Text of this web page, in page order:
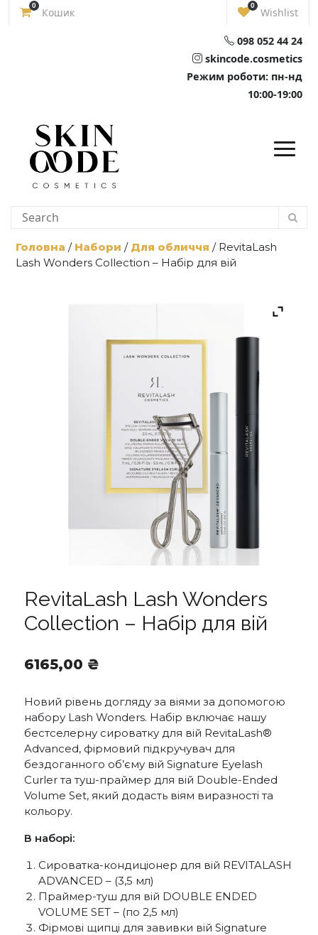
Skip
0
Кошик
0
Wishlist
098 052 44 24
skincode.cosmetics
Режим роботи: пн-нд
10:00-19:00
Головна / Набори / Для обличчя / RevitaLash
Lash Wonders Collection – Набір для вій
RevitaLash Lash Wonders
Collection – Набір для вій
6165,00 ₴
Новий рівень догляду за віями за допомогою
набору Lash Wonders. Набір включає нашу
бестселерну сироватку для вій RevitaLash®
Advanced, фірмовий підкручувач для
бездоганного об’єму вій Signature Eyelash
Curler та туш-праймер для вій Double-Ended
Volume Set, який додасть віям виразності та
кольору.
В наборі:
Сироватка-кондиціонер для вій REVITALASH
ADVANCED – (3,5 мл)
Праймер-туш для вій DOUBLE ENDED
VOLUME SET – (по 2,5 мл)
Фірмові щипці для завивки вій Signature